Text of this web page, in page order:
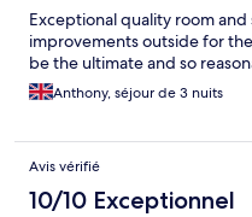
Exceptional quality room
improvements outside for
be the ultimate and so
Anthony, séjour de 3 nuits
Avis vérifié
10/10 Exceptionnel